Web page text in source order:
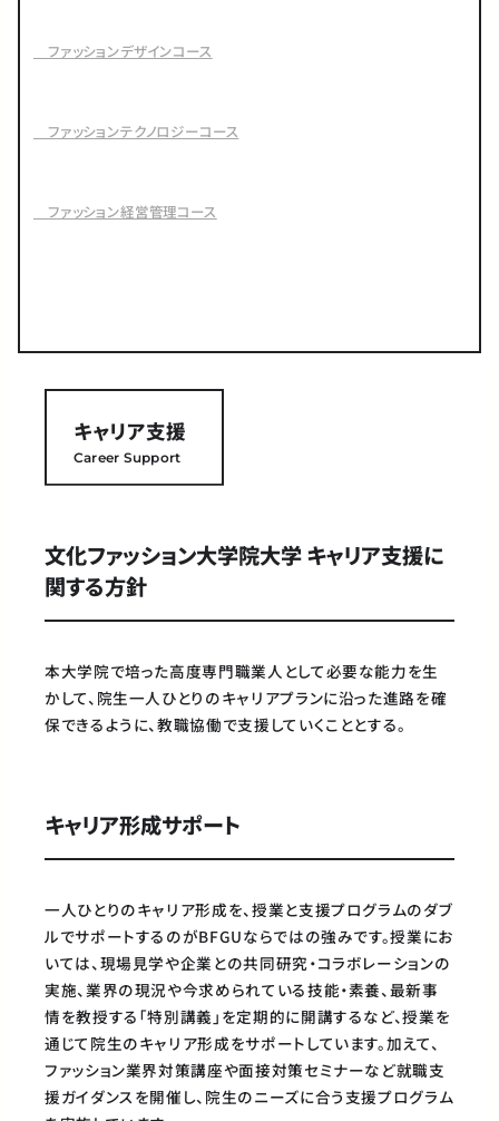
ファッションデザインコース
ファッションテクノロジーコース
ファッション経営管理コース
キャリア支援
Career Support
文化ファッション大学院大学 キャリア支援に
関する方針
本大学院で培った高度専門職業人として必要な能力を生
かして、院生一人ひとりのキャリアプランに沿った進路を確
保できるように、教職協働で支援していくこととする。
キャリア形成サポート
一人ひとりのキャリア形成を、授業と支援プログラムのダブ
ルでサポートするのがBFGUならではの強みです。授業にお
いては、現場見学や企業との共同研究・コラボレーションの
実施、業界の現況や今求められている技能・素養、最新事
情を教授する「特別講義」を定期的に開講するなど、授業を
通じて院生のキャリア形成をサポートしています。加えて、
ファッション業界対策講座や面接対策セミナーなど就職支
援ガイダンスを開催し、院生のニーズに合う支援プログラム